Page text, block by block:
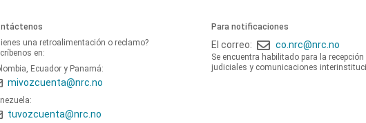
una retroalimentación o reclamo?
en:
Ecuador y Panamá:
mivozcuenta@nrc.no
tuvozcuenta@nrc.no
Para notificaciones
El correo: co.nrc@nrc.no
Se encuentra habilitado para la
judiciales y comunicaciones